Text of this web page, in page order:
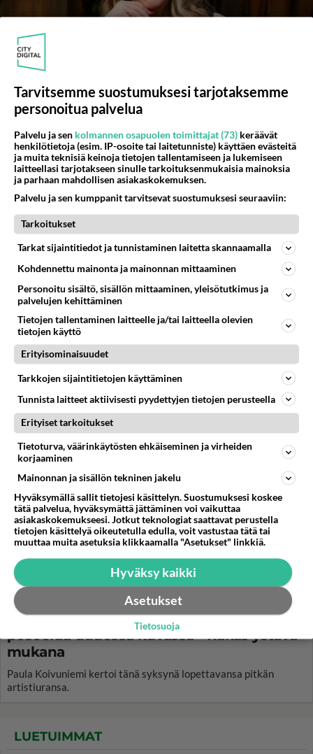
Artistilegenda Marion Rung paljasti
"Vihdoin voin..."
Vain elämää -starttaa syksyllä. Mukana tällä kaudella on myös
kunniavieraita ja yksi heistä on Marion Rung.
Harvinaista herkkua: Paula Koivuniemi, 75,
poseeraa uudessa kuvassa - Rakas ystävä
mukana
Paula Koivuniemi kertoi tänä syksynä lopettavansa pitkän
artistiuransa.
LUETUIMMAT
Tarvitsemme suostumuksesi tarjotaksemme
personoitua palvelua
Palvelu ja sen kolmannen osapuolen toimittajat (73) keräävät
henkilötietoja (esim. IP-osoite tai laitetunniste) käyttäen evästeitä
ja muita teknisiä keinoja tietojen tallentamiseen ja lukemiseen
laitteellasi tarjotakseen sinulle tarkoituksenmukaisia mainoksia
ja parhaan mahdollisen asiakaskokemuksen.
Palvelu ja sen kumppanit tarvitsevat suostumuksesi seuraaviin:
Tarkoitukset
Tarkat sijaintitiedot ja tunnistaminen laitetta skannaamalla
Kohdennettu mainonta ja mainonnan mittaaminen
Personoitu sisältö, sisällön mittaaminen, yleisötutkimus ja
palvelujen kehittäminen
Tietojen tallentaminen laitteelle ja/tai laitteella olevien
tietojen käyttö
Erityisominaisuudet
Tarkkojen sijaintitietojen käyttäminen
Tunnista laitteet aktiivisesti pyydettyjen tietojen perusteella
Erityiset tarkoitukset
Tietoturva, väärinkäytösten ehkäiseminen ja virheiden
korjaaminen
Mainonnan ja sisällön tekninen jakelu
Hyväksymällä sallit tietojesi käsittelyn. Suostumuksesi koskee
tätä palvelua, hyväksymättä jättäminen voi vaikuttaa
asiakaskokemukseesi. Jotkut teknologiat saattavat perustella
tietojen käsittelyä oikeutetulla edulla, voit vastustaa tätä tai
muuttaa muita asetuksia klikkaamalla "Asetukset" linkkiä.
Hyväksy kaikki
Asetukset
Tietosuoja